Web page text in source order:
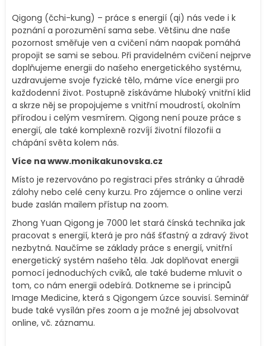
Qigong (čchi-kung) – práce s energií (qi) nás vede i k
poznání a porozumění sama sebe. Většinu dne naše
pozornost směřuje ven a cvičení nám naopak pomáhá
propojit se sami se sebou. Při pravidelném cvičení nejprve
doplňujeme energii do našeho energetického systému,
uzdravujeme svoje fyzické tělo, máme více energii pro
každodenní život. Postupně získáváme hluboký vnitřní klid
a skrze něj se propojujeme s vnitřní moudrostí, okolním
přírodou i celým vesmírem. Qigong není pouze práce s
energií, ale také komplexně rozvíjí životní filozofii a
chápání světa kolem nás.
Více na www.monikakunovska.cz
Místo je rezervováno po registraci přes stránky a úhradě
zálohy nebo celé ceny kurzu. Pro zájemce o online verzi
bude zaslán mailem přístup na zoom.
Zhong Yuan Qigong je 7000 let stará čínská technika jak
pracovat s energií, která je pro náš šťastný a zdravý život
nezbytná. Naučíme se základy práce s energií, vnitřní
energetický systém našeho těla. Jak doplňovat energii
pomocí jednoduchých cviků, ale také budeme mluvit o
tom, co nám energii odebírá. Dotkneme se i principů
Image Medicine, která s Qigongem úzce souvisí. Seminář
bude také vysílán přes zoom a je možné jej absolvovat
online, vč. záznamu.